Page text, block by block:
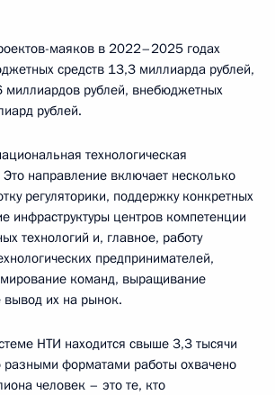
маяков в 2022–2025 годах
средств 13,3 миллиарда рублей,
рублей, внебюджетных
рублей.
технологическая
направление включает несколько
регуляторики, поддержку конкретных
инфраструктуры центров компетенции
технологий и, главное, работу
предпринимателей,
команд, выращивание
вывод их на рынок.
НТИ находится свыше 3,3 тысячи
разными форматами работы охвачено
человек – это те, кто